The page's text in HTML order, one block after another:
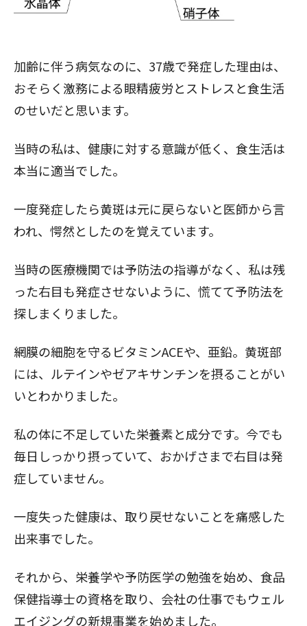
加齢に伴う病気なのに、37歳で発症した理由は、
おそらく激務による眼精疲労とストレスと食生活
のせいだと思います。
当時の私は、健康に対する意識が低く、食生活は
本当に適当でした。
一度発症したら黄斑は元に戻らないと医師から言
われ、愕然としたのを覚えています。
当時の医療機関では予防法の指導がなく、私は残
った右目も発症させないように、慌てて予防法を
探しまくりました。
網膜の細胞を守るビタミンACEや、亜鉛。黄斑部
には、ルテインやゼアキサンチンを摂ることがい
いとわかりました。
私の体に不足していた栄養素と成分です。今でも
毎日しっかり摂っていて、おかげさまで右目は発
症していません。
一度失った健康は、取り戻せないことを痛感した
出来事でした。
それから、栄養学や予防医学の勉強を始め、食品
保健指導士の資格を取り、会社の仕事でもウェル
エイジングの新規事業を始めました。